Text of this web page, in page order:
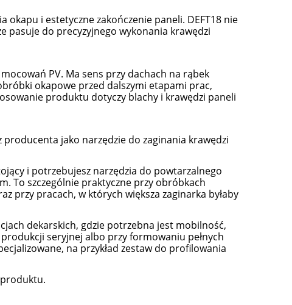
i estetyczne zakończenie paneli. DEFT18 nie
pasuje do precyzyjnego wykonania krawędzi
PV. Ma sens przy dachach na rąbek
okapowe przed dalszymi etapami prac,
produktu dotyczy blachy i krawędzi paneli
producenta jako narzędzie do zaginania krawędzi
i potrzebujesz narzędzia do powtarzalnego
To szczególnie praktyczne przy obróbkach
przy pracach, w których większa zaginarka byłaby
dekarskich, gdzie potrzebna jest mobilność,
seryjnej albo przy formowaniu pełnych
na przykład zestaw do profilowania